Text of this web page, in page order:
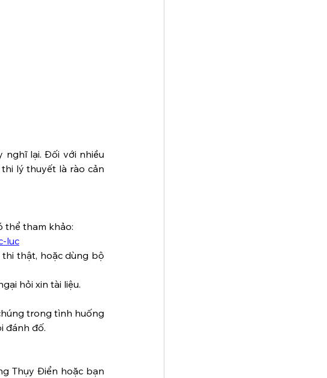
lại. Đối với nhiều
lý thuyết là rào cản
thể tham khảo:
luc
thật, hoặc dùng bộ
hỏi xin tài liệu.
trong tình huống
đánh đố.
Thụy Điển hoặc bạn